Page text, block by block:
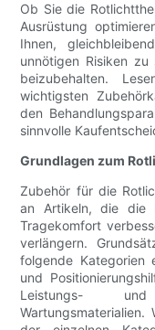
Ob Sie die
Ausrüstung
Ihnen,
unnötigen Risiken
beizubehalten.
wichtigsten
den
sinnvolle
Grundlagen zum
Zubehör für die
an Artikeln, die die
Tragekomfort
verlängern.
folgende Kategorien
und
Leistungs- und